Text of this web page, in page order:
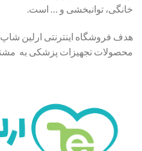
خانگی، توانبخشی و … است.
هدف فروشگاه اینترنتی ارلین شاپ
محصولات تجهیزات پزشکی به